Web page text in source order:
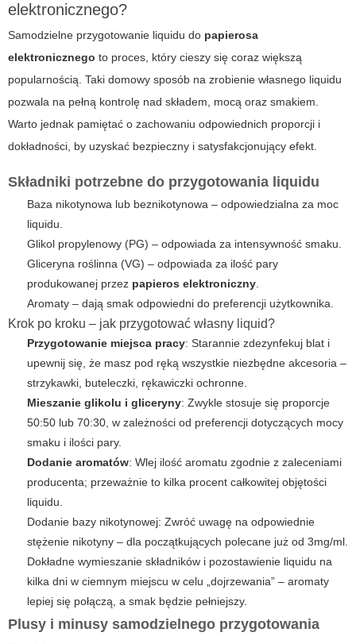
elektronicznego?
Samodzielne przygotowanie liquidu do papierosa
elektronicznego to proces, który cieszy się coraz większą
popularnością. Taki domowy sposób na zrobienie własnego liquidu
pozwala na pełną kontrolę nad składem, mocą oraz smakiem.
Warto jednak pamiętać o zachowaniu odpowiednich proporcji i
dokładności, by uzyskać bezpieczny i satysfakcjonujący efekt.
Składniki potrzebne do przygotowania liquidu
Baza nikotynowa lub beznikotynowa – odpowiedzialna za moc
liquidu.
Glikol propylenowy (PG) – odpowiada za intensywność smaku.
Gliceryna roślinna (VG) – odpowiada za ilość pary
produkowanej przez papieros elektroniczny.
Aromaty – dają smak odpowiedni do preferencji użytkownika.
Krok po kroku – jak przygotować własny liquid?
Przygotowanie miejsca pracy: Starannie zdezynfekuj blat i
upewnij się, że masz pod ręką wszystkie niezbędne akcesoria –
strzykawki, buteleczki, rękawiczki ochronne.
Mieszanie glikolu i gliceryny: Zwykle stosuje się proporcje
50:50 lub 70:30, w zależności od preferencji dotyczących mocy
smaku i ilości pary.
Dodanie aromatów: Wlej ilość aromatu zgodnie z zaleceniami
producenta; przeważnie to kilka procent całkowitej objętości
liquidu.
Dodanie bazy nikotynowej: Zwróć uwagę na odpowiednie
stężenie nikotyny – dla początkujących polecane już od 3mg/ml.
Dokładne wymieszanie składników i pozostawienie liquidu na
kilka dni w ciemnym miejscu w celu „dojrzewania” – aromaty
lepiej się połączą, a smak będzie pełniejszy.
Plusy i minusy samodzielnego przygotowania